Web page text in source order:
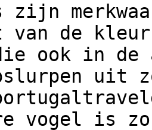
zijn
van de
ook in
uit
vogel is